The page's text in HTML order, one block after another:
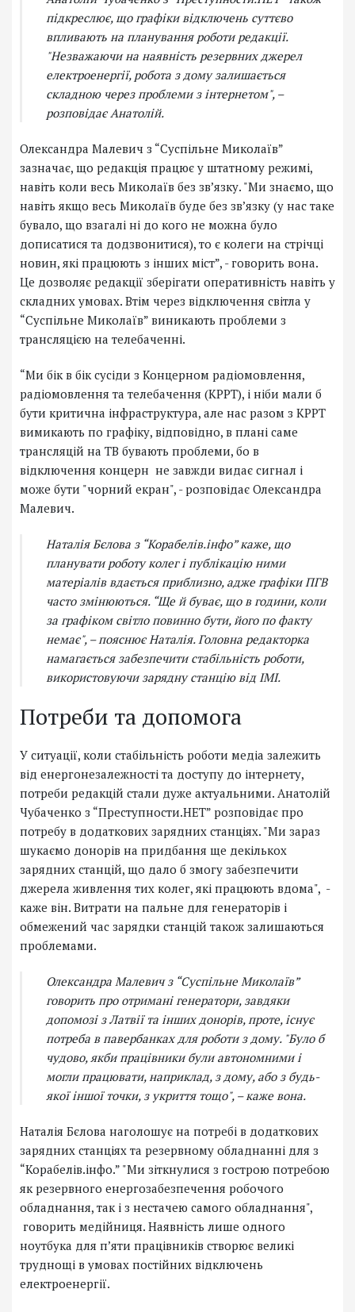
підкреслює, що графіки відключень суттєво
впливають на планування роботи редакції.
"Незважаючи на наявність резервних джерел
електроенергії, робота з дому залишається
складною через проблеми з інтернетом", –
розповідає Анатолій.
Олександра Малевич з “Суспільне Миколаїв”
зазначає, що редакція працює у штатному режимі,
навіть коли весь Миколаїв без зв’язку. "Ми знаємо, що
навіть якщо весь Миколаїв буде без звʼязку (у нас таке
бувало, що взагалі ні до кого не можна було
дописатися та додзвонитися), то є колеги на стрічці
новин, які працюють з інших міст”, - говорить вона.
Це дозволяє редакції зберігати оперативність навіть у
складних умовах. Втім через відключення світла у
“Суспільне Миколаїв” виникають проблеми з
трансляцією на телебаченні.
“Ми бік в бік сусіди з Концерном радіомовлення,
радіомовлення та телебачення (КРРТ), і ніби мали б
бути критична інфраструктура, але нас разом з КРРТ
вимикають по графіку, відповідно, в плані саме
трансляцій на ТВ бувають проблеми, бо в
відключення концерн не завжди видає сигнал і
може бути "чорний екран", - розповідає Олександра
Малевич.
Наталія Бєлова з “Корабелів.інфо” каже, що
планувати роботу колег і публікацію ними
матеріалів вдається приблизно, адже графіки ПГВ
часто змінюються. “Ще й буває, що в години, коли
за графіком світло повинно бути, його по факту
немає", – пояснює Наталія. Головна редакторка
намагається забезпечити стабільність роботи,
використовуючи зарядну станцію від ІМІ.
Потреби та допомога
У ситуації, коли стабільність роботи медіа залежить
від енергонезалежності та доступу до інтернету,
потреби редакцій стали дуже актуальними. Анатолій
Чубаченко з “Преступности.НЕТ” розповідає про
потребу в додаткових зарядних станціях. "Ми зараз
шукаємо донорів на придбання ще декількох
зарядних станцій, що дало б змогу забезпечити
джерела живлення тих колег, які працюють вдома", -
каже він. Витрати на пальне для генераторів і
обмежений час зарядки станцій також залишаються
проблемами.
Олександра Малевич з “Суспільне Миколаїв”
говорить про отримані генератори, завдяки
допомозі з Латвії та інших донорів, проте, існує
потреба в павербанках для роботи з дому. "Було б
чудово, якби працівники були автономними і
могли працювати, наприклад, з дому, або з будь-
якої іншої точки, з укриття тощо", – каже вона.
Наталія Бєлова наголошує на потребі в додаткових
зарядних станціях та резервному обладнанні для з
“Корабелів.інфо.” "Ми зіткнулися з гострою потребою
як резервного енергозабезпечення робочого
обладнання, так і з нестачею самого обладнання",
говорить медійниця. Наявність лише одного
ноутбука для п’яти працівників створює великі
труднощі в умовах постійних відключень
електроенергії.